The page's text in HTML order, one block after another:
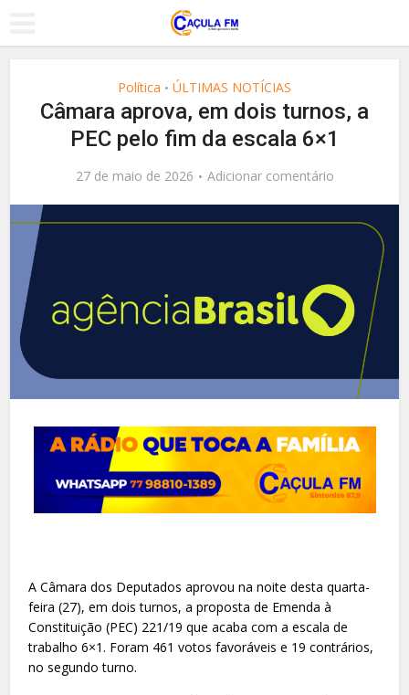
Política • ÚLTIMAS NOTÍCIAS
Câmara aprova, em dois turnos, a
PEC pelo fim da escala 6×1
27 de maio de 2026 Adicionar comentário
A Câmara dos Deputados aprovou na noite desta quarta-
feira (27), em dois turnos, a proposta de Emenda à
Constituição (PEC) 221/19 que acaba com a escala de
trabalho 6×1. Foram 461 votos favoráveis e 19 contrários,
no segundo turno.